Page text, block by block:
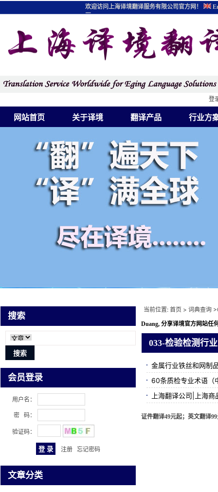
网站首页 关于译境 翻译产品 行业方
登
欢迎访问上海译境翻译服务有限公司官方网！
图
搜索
会员登录
用户名：
密 码：
验证码：
注册 忘记密码
文章分类
当前位置: 首页 > 词典查询 >
Duang, 分享译境官方网站任
033-检验检测行
金属行业铁丝和网制
60条质检专业术语（
上海翻译公司|上海
证件翻译49元起；英文翻译